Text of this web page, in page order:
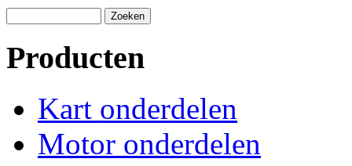
Producten
Kart onderdelen
Motor onderdelen